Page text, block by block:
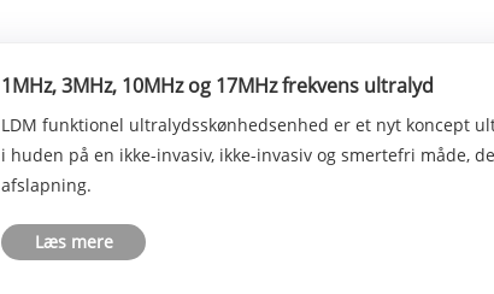
1MHz, 3MHz, 10MHz og 17MHz frekvens ultralyd
LDM funktionel ultralydsskønhedsenhed er et nyt koncept
i huden på en ikke-invasiv, ikke-invasiv og smertefri måde,
afslapning.
Læs mere